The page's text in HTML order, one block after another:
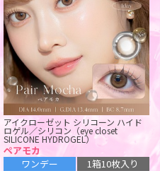
アイクローゼット シリコーン ハイド
ロゲル／シリコン（eye closet
SILICONE HYDROGEL）
ペアモカ
ワンデー
1箱10枚入り
デューリット シリコーン ハイドロゲ
ル／シリコン（Dewlit silicone
hydrogel）
デビルデュー【回らない水光】
ジェニスアイ シリコーン ハイドロゲ
ル／シリコン（GENiS eye silicone
hydrogel）
ジュピターヘーゼル
ワンデー
1箱30枚入り
DIA 14.0mm
着色 13.0mm
±0.00〜-8.00
BC 8.6mm
まとめて割引
ポスト投函
￥3,520(税込)
ルミア コンフォート 2ウィーク サー
クル シリコーン ハイドロゲル／シリ
コン（LuMia comfort 2week CIRCLE
silicone hydrogel）
ルースブラック
2週間
1箱6枚入り
DIA 14.1mm
着色 13.2mm
±0.00〜-9.50
BC 8.8mm
ポスト投函
￥2,750(税込)
デューリット シリコーン ハイドロゲ
ル／シリコン（Dewlit silicone
hydrogel）
エンジェルデュー【回らない水